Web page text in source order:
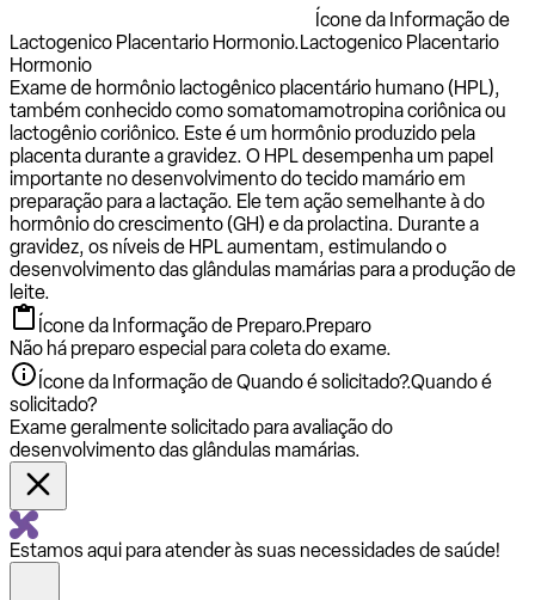
Ícone da Informação de
Lactogenico Placentario Hormonio.Lactogenico Placentario
Hormonio
Exame de hormônio lactogênico placentário humano (HPL),
também conhecido como somatomamotropina coriônica ou
lactogênio coriônico. Este é um hormônio produzido pela
placenta durante a gravidez. O HPL desempenha um papel
importante no desenvolvimento do tecido mamário em
preparação para a lactação. Ele tem ação semelhante à do
hormônio do crescimento (GH) e da prolactina. Durante a
gravidez, os níveis de HPL aumentam, estimulando o
desenvolvimento das glândulas mamárias para a produção de
leite.
Ícone da Informação de Preparo.Preparo
Não há preparo especial para coleta do exame.
Ícone da Informação de Quando é solicitado?.Quando é
solicitado?
Exame geralmente solicitado para avaliação do
desenvolvimento das glândulas mamárias.
Estamos aqui para atender às suas necessidades de saúde!